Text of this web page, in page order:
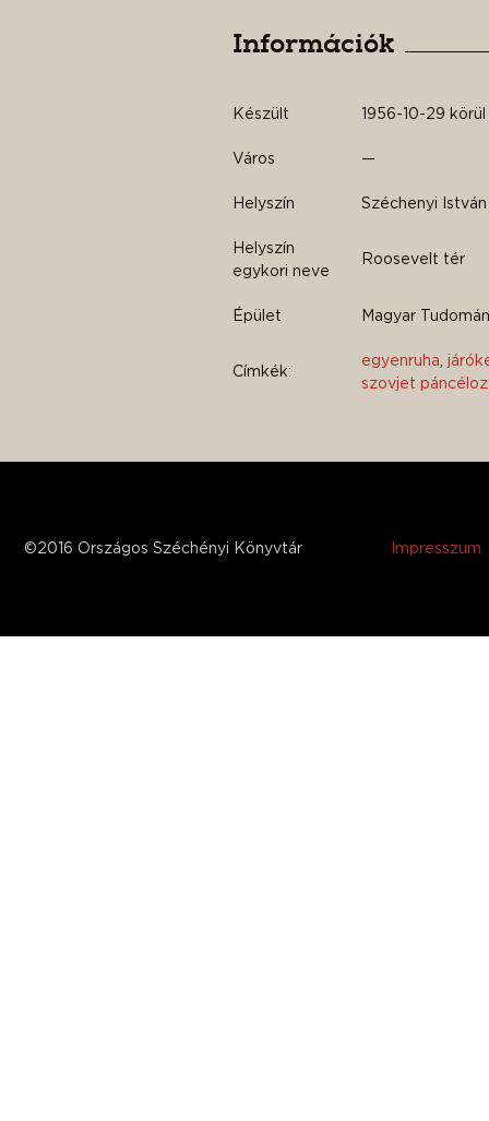
Információk
Készült 1956-10-29 körül
Város —
Helyszín Széchenyi
Helyszín
egykori neve
Roosevelt tér
Épület Magyar
Címkék:
egyenruha,
szovjet
©2016 Országos Széchényi Könyvtár Impresszum